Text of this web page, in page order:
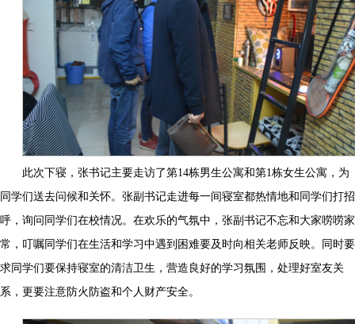
此次下寝，张书记主要走访了第14栋男生公寓和第1栋女生公寓，为
同学们送去问候和关怀。张副书记走进每一间寝室都热情地和同学们打招
呼，询问同学们在校情况。在欢乐的气氛中，张副书记不忘和大家唠唠家
常，叮嘱同学们在生活和学习中遇到困难要及时向相关老师反映。同时要
求同学们要保持寝室的清洁卫生，营造良好的学习氛围，处理好室友关
系，更要注意防火防盗和个人财产安全。